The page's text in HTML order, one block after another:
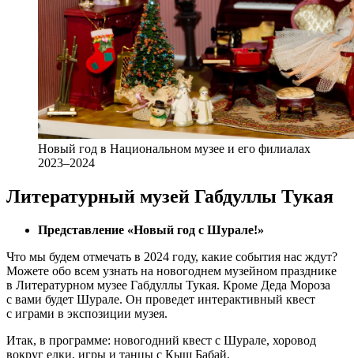
Новый год в Национальном музее и его филиалах
2023–2024
Литературный музей Габдуллы Тукая
Представление «Новый год с Шурале!»
Что мы будем отмечать в 2024 году, какие события нас ждут?
Можете обо всем узнать на новогоднем музейном празднике
в Литературном музее Габдуллы Тукая. Кроме Деда Мороза
с вами будет Шурале. Он проведет интерактивный квест
с играми в экспозиции музея.
Итак, в программе: новогодний квест с Шурале, хоровод
вокруг елки, игры и танцы с Кыш Бабай.